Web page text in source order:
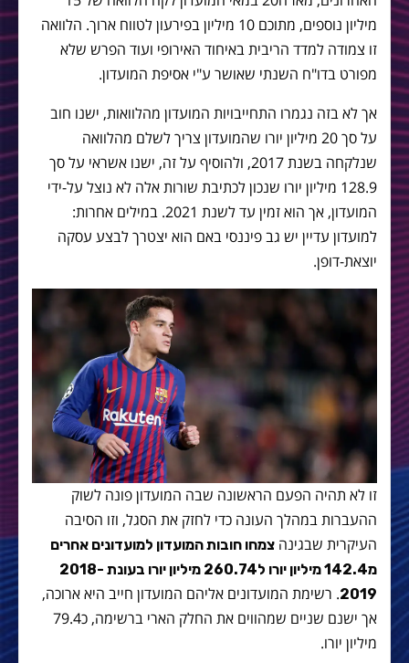
מיליון נוספים, מתוכם 10 מיליון בפירעון לטווח ארוך. הלוואה
זו צמודה למדד הריבית באיחוד האירופי ועוד הפרש שלא
מפורט בדו"ח השנתי שאושר ע"י אסיפת המועדון.
אך לא בזה נגמרו התחייבויות המועדון מהלוואות, ישנו חוב
על סך 20 מיליון יורו שהמועדון צריך לשלם מהלוואה
שנלקחה בשנת 2017, ולהוסיף על זה, ישנו אשראי על סך
128.9 מיליון יורו שנכון לכתיבת שורות אלה לא נוצל על-ידי
המועדון, אך הוא זמין עד לשנת 2021. במילים אחרות:
למועדון עדיין יש גב פיננסי באם הוא יצטרך לבצע עסקה
יוצאת-דופן.
זו לא תהיה הפעם הראשונה שבה המועדון פונה לשוק
ההעברות במהלך העונה כדי לחזק את הסגל, וזו הסיבה
העיקרית שבגינה צמחו חובות המועדון למועדונים אחרים
מ142.4 מיליון יורו ל260.74 מיליון יורו בעונת 2018-
2019. רשימת המועדונים אליהם המועדון חייב היא ארוכה,
אך ישנם שניים שמהווים את החלק הארי ברשימה, כ79.4
מיליון יורו.